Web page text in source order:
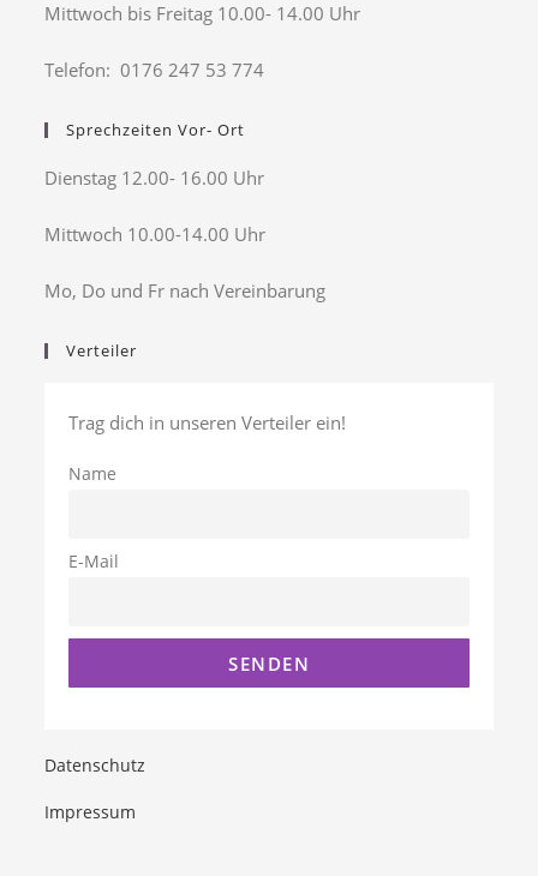
Mittwoch bis Freitag 10.00- 14.00 Uhr
Telefon: 0176 247 53 774
Sprechzeiten Vor- Ort
Dienstag 12.00- 16.00 Uhr
Mittwoch 10.00-14.00 Uhr
Mo, Do und Fr nach Vereinbarung
Verteiler
Trag dich in unseren Verteiler ein!
Name
E-Mail
Datenschutz
Impressum